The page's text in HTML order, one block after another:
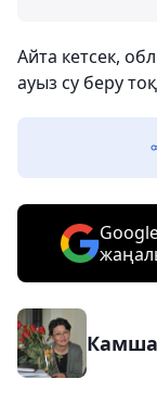
Айта кетсек,
ауыз су беру